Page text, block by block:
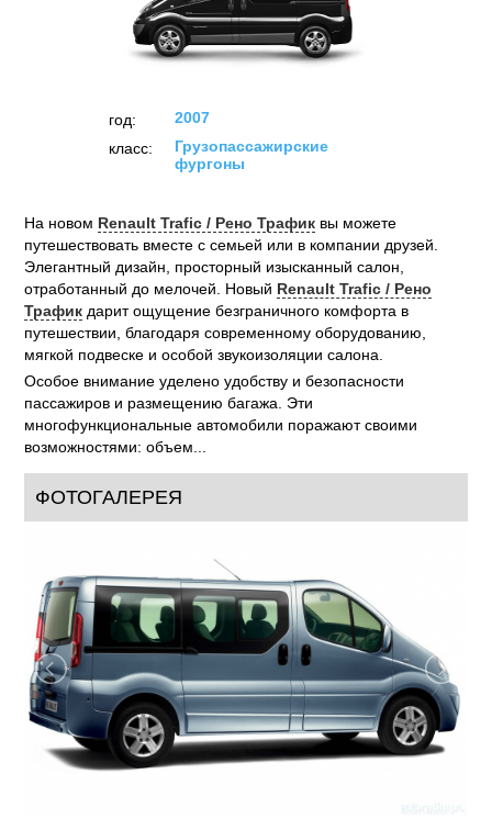
год:
2007
класс:
Грузопассажирские
фургоны
На новом Renault Trafic / Рено Трафик вы можете
путешествовать вместе с семьей или в компании друзей.
Элегантный дизайн, просторный изысканный салон,
отработанный до мелочей. Новый Renault Trafic / Рено
Трафик дарит ощущение безграничного комфорта в
путешествии, благодаря современному оборудованию,
мягкой подвеске и особой звукоизоляции салона.
Особое внимание уделено удобству и безопасности
пассажиров и размещению багажа. Эти
многофункциональные автомобили поражают своими
возможностями: объем...
ФОТОГАЛЕРЕЯ